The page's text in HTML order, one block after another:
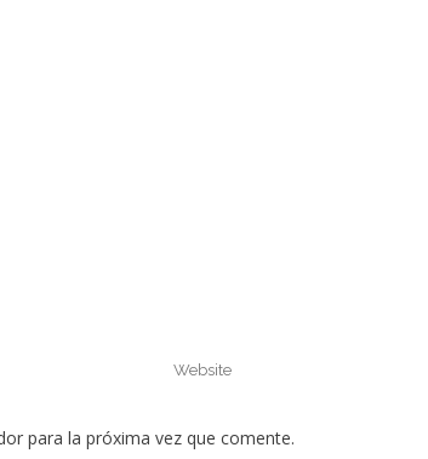
para la próxima vez que comente.